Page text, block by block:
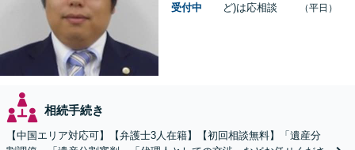
受付中
ど)は応相談
（平日）
相続手続き
【中国エリア対応可】【弁護士3人在籍】【初回相談無料】「遺産分